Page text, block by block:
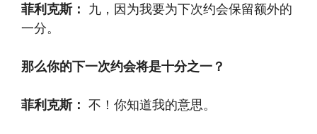
菲利克斯： 九，因为我要为下次约会保留额外的
一分。
那么你的下一次约会将是十分之一？
菲利克斯： 不！你知道我的意思。